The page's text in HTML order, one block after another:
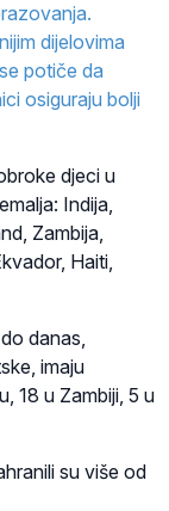
dijelovima
potiče da
osiguraju bolji
djeci u
Indija,
Zambija,
Haiti,
danas,
imaju
18 u Zambiji, 5 u
su više od